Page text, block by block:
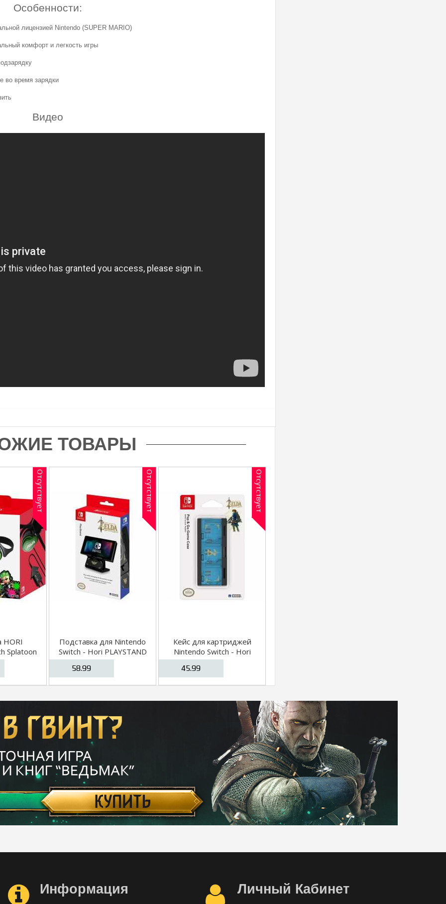
Особенности:
лицензией Nintendo (SUPER MARIO)
комфорт и легкость игры
во время зарядки
Видео
ТОВАРЫ
Отсутствует
HORI
Splatoon
Отсутствует
Подставка для Nintendo
Switch - Hori PLAYSTAND
(ZELDA)
58.99
Отсутствует
Кейс для картриджей
Nintendo Switch - Hori
POP & GO GAME CASE
(ZELDA)
45.99
Информация Личный Кабинет